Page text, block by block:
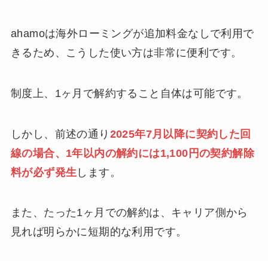
ahamoは海外ローミングが追加料金なしで利用で
きるため、こうした使い方は非常に便利です。
制度上、1ヶ月で解約すること自体は可能です。
しかし、前述の通り 2025年7月以降に契約した回
線の場合、1年以内の解約には1,100円の契約解除
料が必ず発生 します。
また、たった1ヶ月での解約は、キャリア側から
見れば明らかに短期的な利用です。